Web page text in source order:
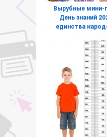
Вырубные мини-
День знаний
единства